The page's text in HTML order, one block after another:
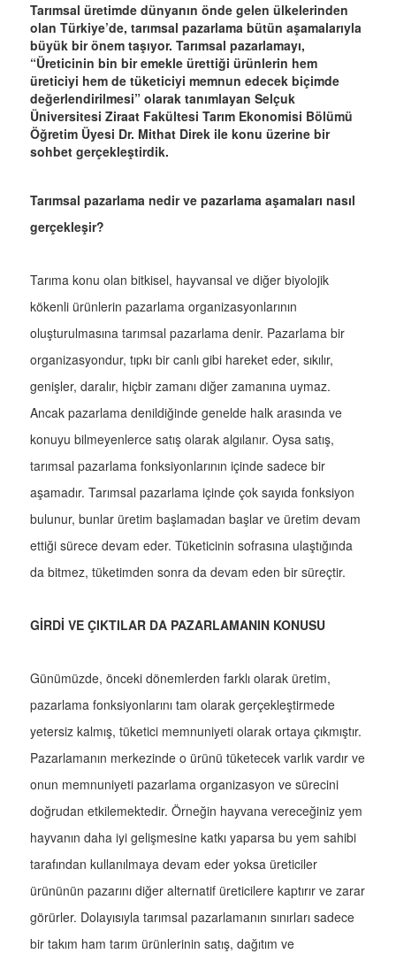
Tarımsal üretimde dünyanın önde gelen ülkelerinden
olan Türkiye’de, tarımsal pazarlama bütün aşamalarıyla
büyük bir önem taşıyor. Tarımsal pazarlamayı,
“Üreticinin bin bir emekle ürettiği ürünlerin hem
üreticiyi hem de tüketiciyi memnun edecek biçimde
değerlendirilmesi” olarak tanımlayan Selçuk
Üniversitesi Ziraat Fakültesi Tarım Ekonomisi Bölümü
Öğretim Üyesi Dr. Mithat Direk ile konu üzerine bir
sohbet gerçekleştirdik.
Tarımsal pazarlama nedir ve pazarlama aşamaları nasıl
gerçekleşir?
Tarıma konu olan bitkisel, hayvansal ve diğer biyolojik
kökenli ürünlerin pazarlama organizasyonlarının
oluşturulmasına tarımsal pazarlama denir. Pazarlama bir
organizasyondur, tıpkı bir canlı gibi hareket eder, sıkılır,
genişler, daralır, hiçbir zamanı diğer zamanına uymaz.
Ancak pazarlama denildiğinde genelde halk arasında ve
konuyu bilmeyenlerce satış olarak algılanır. Oysa satış,
tarımsal pazarlama fonksiyonlarının içinde sadece bir
aşamadır. Tarımsal pazarlama içinde çok sayıda fonksiyon
bulunur, bunlar üretim başlamadan başlar ve üretim devam
ettiği sürece devam eder. Tüketicinin sofrasına ulaştığında
da bitmez, tüketimden sonra da devam eden bir süreçtir.
GİRDİ VE ÇIKTILAR DA PAZARLAMANIN KONUSU
Günümüzde, önceki dönemlerden farklı olarak üretim,
pazarlama fonksiyonlarını tam olarak gerçekleştirmede
yetersiz kalmış, tüketici memnuniyeti olarak ortaya çıkmıştır.
Pazarlamanın merkezinde o ürünü tüketecek varlık vardır ve
onun memnuniyeti pazarlama organizasyon ve sürecini
doğrudan etkilemektedir. Örneğin hayvana vereceğiniz yem
hayvanın daha iyi gelişmesine katkı yaparsa bu yem sahibi
tarafından kullanılmaya devam eder yoksa üreticiler
ürününün pazarını diğer alternatif üreticilere kaptırır ve zarar
görürler. Dolayısıyla tarımsal pazarlamanın sınırları sadece
bir takım ham tarım ürünlerinin satış, dağıtım ve